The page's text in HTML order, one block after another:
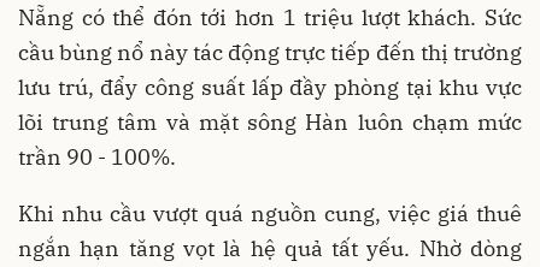
Nẵng có thể đón tới hơn 1 triệu lượt khách. Sức
cầu bùng nổ này tác động trực tiếp đến thị trường
lưu trú, đẩy công suất lấp đầy phòng tại khu vực
lõi trung tâm và mặt sông Hàn luôn chạm mức
trần 90 - 100%.
Khi nhu cầu vượt quá nguồn cung, việc giá thuê
ngắn hạn tăng vọt là hệ quả tất yếu. Nhờ dòng